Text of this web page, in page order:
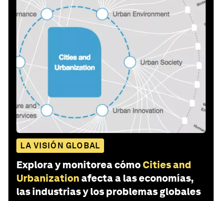
LA VISIÓN GLOBAL
Explora y monitorea cómoCities and
Urbanization afecta a las economías,
las industrias y los problemas globales